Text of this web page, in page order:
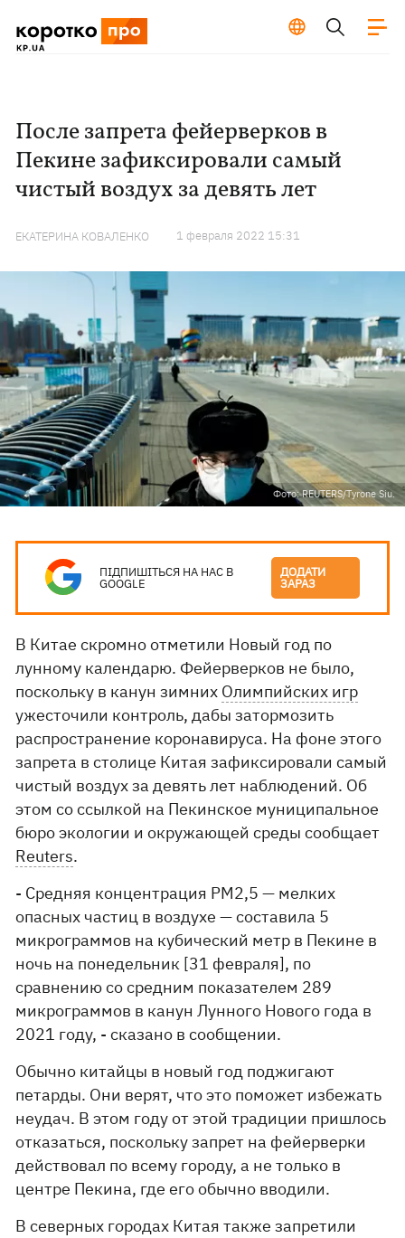
После запрета фейерверков в
Пекине зафиксировали самый
чистый воздух за девять лет
ЕКАТЕРИНА КОВАЛЕНКО 1 февраля 2022 15:31
Фото: REUTERS/Tyrone Siu.
ПІДПИШІТЬСЯ НА НАС В
GOOGLE
ДОДАТИ
ЗАРАЗ
В Китае скромно отметили Новый год по
лунному календарю. Фейерверков не было,
поскольку в канун зимних Олимпийских игр
ужесточили контроль, дабы затормозить
распространение коронавируса. На фоне этого
запрета в столице Китая зафиксировали самый
чистый воздух за девять лет наблюдений. Об
этом со ссылкой на Пекинское муниципальное
бюро экологии и окружающей среды сообщает
Reuters.
- Средняя концентрация PM2,5 — мелких
опасных частиц в воздухе — составила 5
микрограммов на кубический метр в Пекине в
ночь на понедельник [31 февраля], по
сравнению со средним показателем 289
микрограммов в канун Лунного Нового года в
2021 году, - сказано в сообщении.
Обычно китайцы в новый год поджигают
петарды. Они верят, что это поможет избежать
неудач. В этом году от этой традиции пришлось
отказаться, поскольку запрет на фейерверки
действовал по всему городу, а не только в
центре Пекина, где его обычно вводили.
В северных городах Китая также запретили